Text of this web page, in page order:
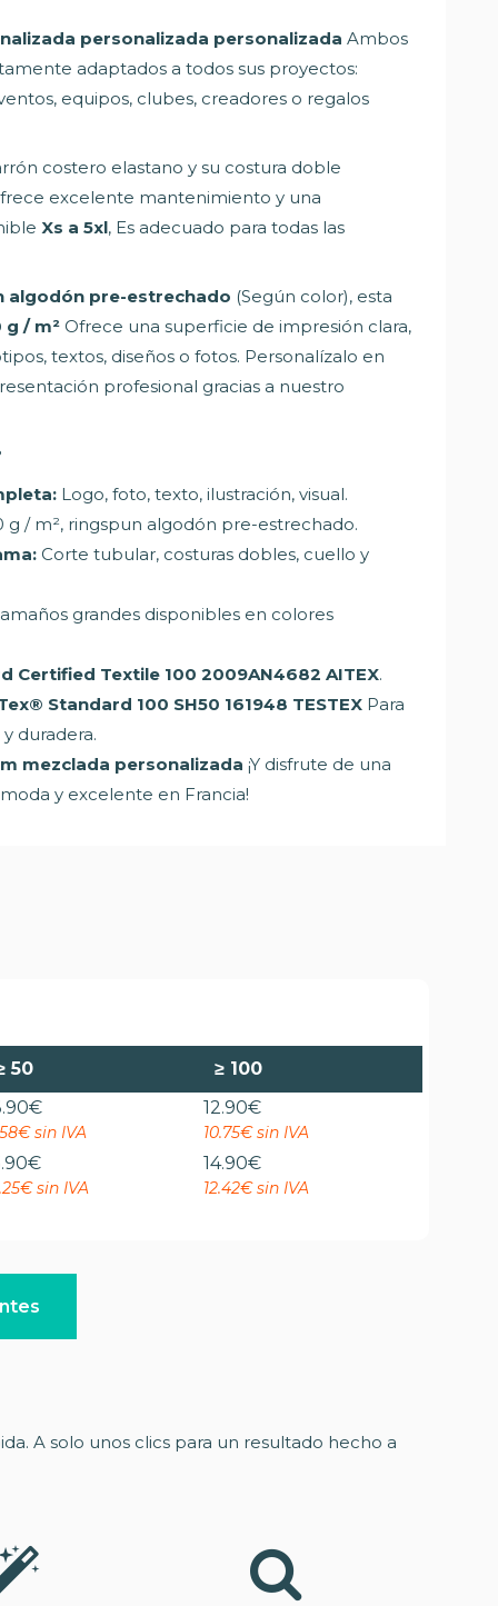
personalizada personalizada Ambos
adaptados a todos sus proyectos:
equipos, clubes, creadores o regalos
costero elastano y su costura doble
excelente mantenimiento y una
Xs a 5xl, Es adecuado para todas las
algodón pre-estrechado (Según color), esta
g / m² Ofrece una superficie de impresión clara,
textos, diseños o fotos. Personalízalo en
profesional gracias a nuestro
Logo, foto, texto, ilustración, visual.
g / m², ringspun algodón pre-estrechado.
Corte tubular, costuras dobles, cuello y
grandes disponibles en colores
Certified Textile 100 2009AN4682 AITEX.
Standard 100 SH50 161948 TESTEX Para
duradera.
mezclada personalizada ¡Y disfrute de una
y excelente en Francia!
50 ≥ 100
€
sin IVA
12.90€
10.75€ sin IVA
€
sin IVA
14.90€
12.42€ sin IVA
A solo unos clics para un resultado hecho a